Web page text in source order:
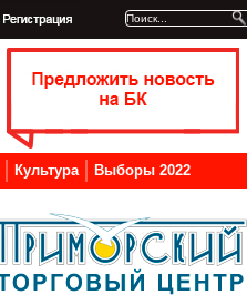
Культура Выборы 2022